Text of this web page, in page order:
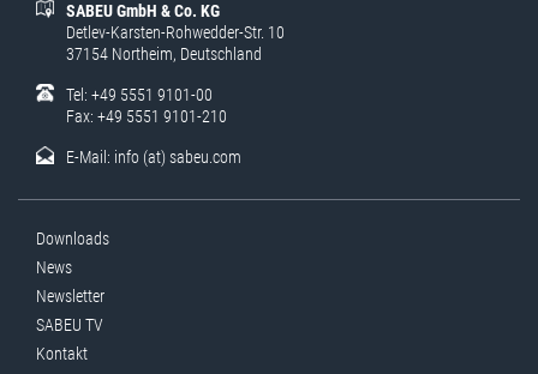
SABEU GmbH & Co. KG
Detlev-Karsten-Rohwedder-Str. 10
37154 Northeim, Deutschland
Tel: +49 5551 9101-00
Fax: +49 5551 9101-210
E-Mail: info (at) sabeu.com
Downloads
News
Newsletter
SABEU TV
Kontakt